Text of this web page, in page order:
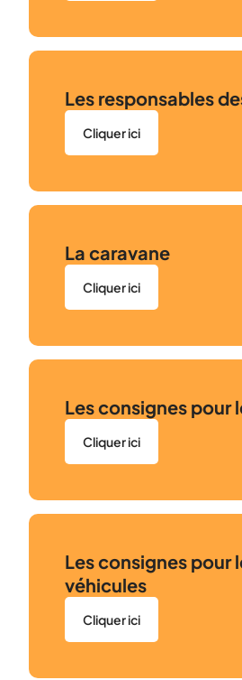
Les responsables
Cliquer ici
La caravane
Cliquer ici
Les consignes pour
Cliquer ici
Les consignes pour
véhicules
Cliquer ici